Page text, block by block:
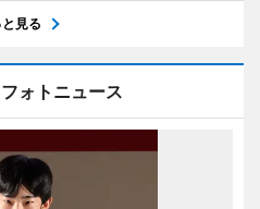
と見る
ォトニュース